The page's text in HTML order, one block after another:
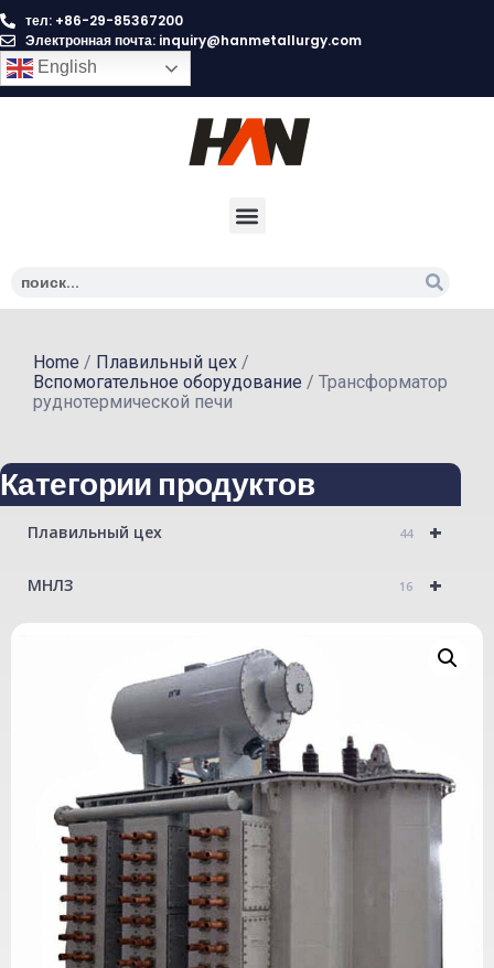
тел: +86-29-85367200
Электронная почта: inquiry@hanmetallurgy.com
English
Home / Плавильный цех /
Вспомогательное оборудование / Трансформатор
руднотермической печи
Категории продуктов
+
Плавильный цех 44
+
МНЛЗ 16